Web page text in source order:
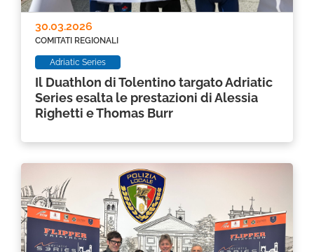
Il Duathlon di Tolentino targato Adriatic
Series esalta le prestazioni di Alessia
Righetti e Thomas Burr
COMITATI REGIONALI
30.03.2026
Adriatic Series